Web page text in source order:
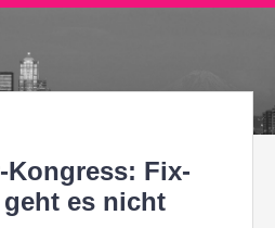
Kongress: Fix-
es nicht